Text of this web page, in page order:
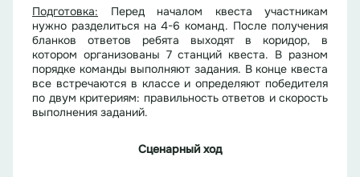
Подготовка: Перед началом квеста участникам
нужно разделиться на 4-6 команд. После получения
бланков ответов ребята выходят в коридор, в
котором организованы 7 станций квеста. В разном
порядке команды выполняют задания. В конце квеста
все встречаются в классе и определяют победителя
по двум критериям: правильность ответов и скорость
выполнения заданий.
Сценарный ход